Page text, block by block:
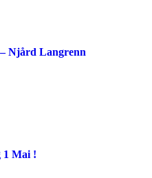
Njård Langrenn
1 Mai !